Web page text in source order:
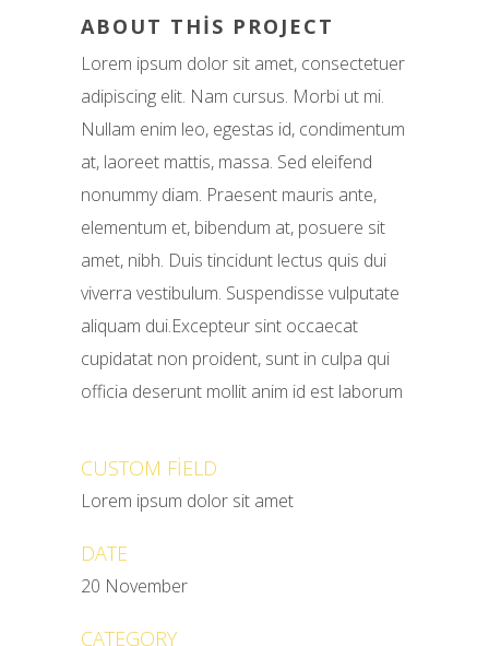
ABOUT THIS PROJECT
Lorem ipsum dolor sit amet, consectetuer
adipiscing elit. Nam cursus. Morbi ut mi.
Nullam enim leo, egestas id, condimentum
at, laoreet mattis, massa. Sed eleifend
nonummy diam. Praesent mauris ante,
elementum et, bibendum at, posuere sit
amet, nibh. Duis tincidunt lectus quis dui
viverra vestibulum. Suspendisse vulputate
aliquam dui.Excepteur sint occaecat
cupidatat non proident, sunt in culpa qui
officia deserunt mollit anim id est laborum
CUSTOM FIELD
Lorem ipsum dolor sit amet
DATE
20 November
CATEGORY